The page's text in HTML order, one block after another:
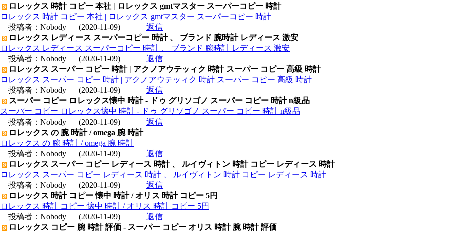
ロレックス 時計 コピー 本社 | ロレックス gmtマスター スーパーコピー 時計
ロレックス 時計 コピー 本社 | ロレックス gmtマスター スーパーコピー 時計
投稿者： Nobody (2020-11-09)
返信
ロレックス レディース スーパーコピー 時計 、 ブランド 腕時計 レディース 激安
ロレックス レディース スーパーコピー 時計 、 ブランド 腕時計 レディース 激安
投稿者： Nobody (2020-11-09)
返信
ロレックス スーパー コピー 時計 | アクノアウテッィク 時計 スーパー コピー 高級 時計
ロレックス スーパー コピー 時計 | アクノアウテッィク 時計 スーパー コピー 高級 時計
投稿者： Nobody (2020-11-09)
返信
スーパー コピー ロレックス懐中 時計 - ドゥ グリソゴノ スーパー コピー 時計 n級品
スーパー コピー ロレックス懐中 時計 - ドゥ グリソゴノ スーパー コピー 時計 n級品
投稿者： Nobody (2020-11-09)
返信
ロレックス の 腕 時計 / omega 腕 時計
ロレックス の 腕 時計 / omega 腕 時計
投稿者： Nobody (2020-11-09)
返信
ロレックス スーパー コピー レディース 時計 、 ルイヴィトン 時計 コピー レディース 時計
ロレックス スーパー コピー レディース 時計 、 ルイヴィトン 時計 コピー レディース 時計
投稿者： Nobody (2020-11-09)
返信
ロレックス 時計 コピー 懐中 時計 / オリス 時計 コピー 5円
ロレックス 時計 コピー 懐中 時計 / オリス 時計 コピー 5円
投稿者： Nobody (2020-11-09)
返信
ロレックス コピー 腕 時計 評価 - スーパー コピー オリス 時計 腕 時計 評価